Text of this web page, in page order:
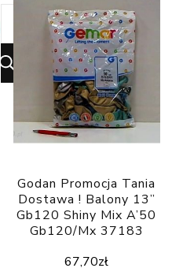
Godan Promocja Tania
Dostawa ! Balony 13”
Gb120 Shiny Mix A’50
Gb120/Mx 37183
67,70zł
Looking
for
Something?